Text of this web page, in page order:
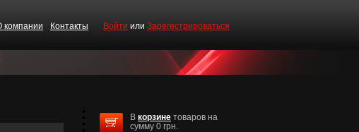
компании Контакты Войти или Зарегестрироваться
В корзине товаров на
сумму 0 грн.